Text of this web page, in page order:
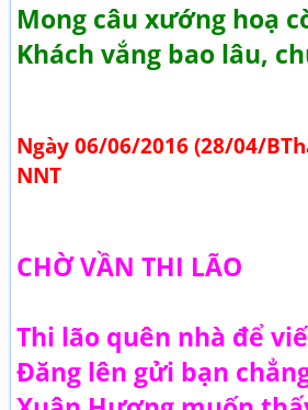
Mong câu xướng hoạ
Khách vắng bao lâu,
Ngày 06/06/2016 (28/04/
NNT
CHỜ VẦN THI LÃO
Thi lão quên nhà để
Đăng lên gửi bạn